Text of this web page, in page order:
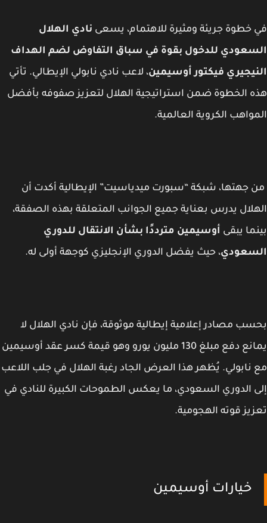
خطوة جريئة ومثيرة للاهتمام، يسعىنادي الهلال
للدخول بقوة في سباق التفاوض لضم الهداف
فيكتور أوسيمين، لاعب نادي نابولي الإيطالي. تأتي
الخطوة ضمن استراتيجية الهلال لتعزيز صفوفه بأفضل
الكروية العالمية.
جهتها، شبكة “سبورت ميدياسيت” الإيطالية أكدت أن
يدرس بعناية جميع الجوانب المتعلقة بهذه الصفقة،
يبقىأوسيمين مترددًا بشأن الانتقال للدوري
، حيث يفضل الدوري الإنجليزي كوجهة أولى له.
مصادر إعلامية إيطالية موثوقة، فإن نادي الهلال لا
يمانع دفع مبلغ 130 مليون يورو وهو قيمة كسر عقد أوسيمين
نابولي. يُظهر هذا العرض الجاد رغبة الهلال في جلب اللاعب
الدوري السعودي، ما يعكس الطموحات الكبيرة للنادي في
قوته الهجومية.
خيارات أوسيمين